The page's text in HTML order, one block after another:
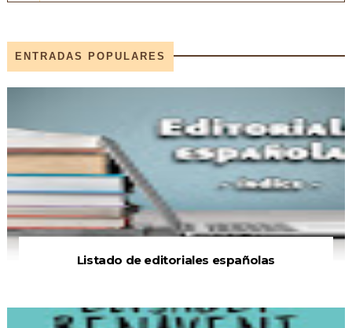
ENTRADAS POPULARES
Listado de editoriales españolas